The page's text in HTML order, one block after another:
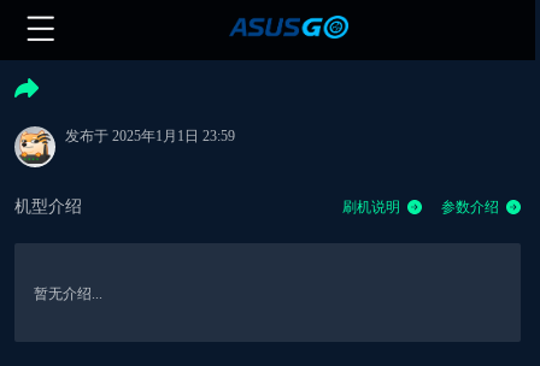
发布于 2025年1月1日 23:59
机型介绍 刷机说明 参数介绍
暂无介绍...